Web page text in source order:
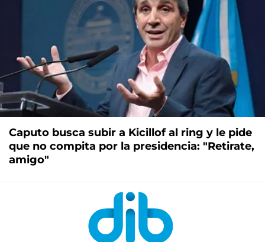
Caputo busca subir a Kicillof al ring y le pide
que no compita por la presidencia: "Retirate,
amigo"